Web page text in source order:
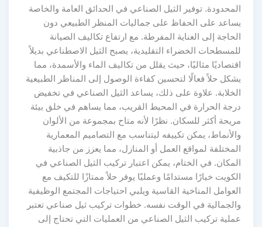
المحدودة. توفير الثيل الصناعي في الحدائق العامة والخاصة
يساعد على الحفاظ على جماليات المنظر الطبيعي دون
الحاجة إلى العناية المفرطة. مع ارتفاع تكاليف الصيانة
للمسطحات الخضراء التقليدية، يصبح الثيل الاصطناعي بديلاً
اقتصاديًا مثاليًا، حيث يقلل من تكاليف الماء والأسمدة، مما
يشكل حلاً فعالًا لتحسين كفاءة الوصول إلى المناظر الطبيعية
الخلابة. علاوة على ذلك، يساعد الثيل الصناعي في تخفيض
درجة الحرارة في المحيط القريب، مما يساهم في خلق بيئة
مريحة أكثر للسكان. نظرًا لأنه متاح بمجموعة من الألوان
والأنماط، يمكن تكييفه ليتناسب مع التصاميم المعمارية
المختلفة لمواقع العمل أو المنازل، مما يعزز من جاذبية
المكان. في الختام، يمكن اعتبار تركيب الثيل الصناعي في
الكويت خيارًا مستدامًا وعمليًا يوفر حلاً ممتازًا للتكيف مع
العوامل المناخية القاسية ويلبي احتياجات المجتمع الوظيفية
والجمالية في الوقت نفسه. خطوات تركيب ثيل صناعي تعتبر
عملية تركيب الثيل الصناعي من العمليات التي تحتاج إلى